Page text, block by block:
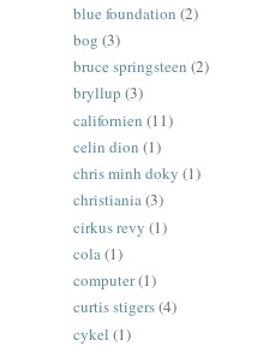
blue foundation (2)
bog (3)
bruce springsteen (2)
bryllup (3)
californien (11)
celin dion (1)
chris minh doky (1)
christiania(3)
cirkus revy (1)
cola(1)
computer(1)
curtis stigers(4)
cykel (1)